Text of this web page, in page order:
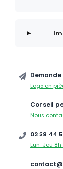
Demande
Logo en
Conseil
Nous
02 38 44
Lun–Jeu